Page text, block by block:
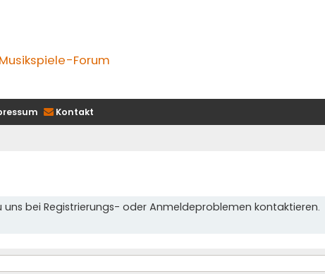
Forum
Kontakt
uns bei Registrierungs- oder Anmeldeproblemen kontaktieren.